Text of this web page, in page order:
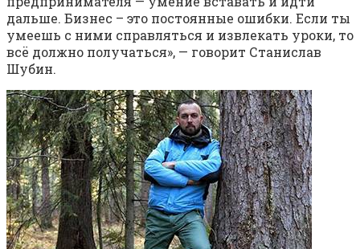
дальше. Бизнес – это постоянные ошибки. Если ты
умеешь с ними справляться и извлекать уроки, то
всё должно получаться», — говорит Станислав
Шубин.